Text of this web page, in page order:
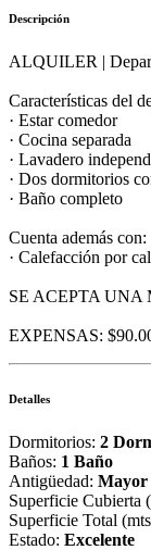
Descripción
ALQUILER |
Características del
· Estar comedor
· Cocina separada
· Lavadero
· Dos dormitorios
· Baño completo
Cuenta además con:
· Calefacción por
SE ACEPTA UNA
EXPENSAS:
Detalles
Dormitorios: 2
Baños: 1 Baño
Antigüedad: Mayor
Superficie Cubierta
Superficie Total
Estado: Excelente